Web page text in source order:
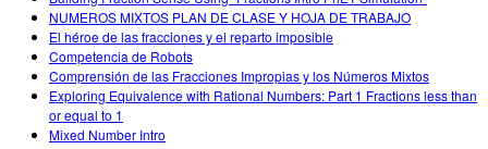
NUMEROS MIXTOS PLAN DE CLASE Y HOJA DE TRABAJO
El héroe de las fracciones y el reparto imposible
Competencia de Robots
Comprensión de las Fracciones Impropias y los Números Mixtos
Exploring Equivalence with Rational Numbers: Part 1 Fractions less than
or equal to 1
Mixed Number Intro